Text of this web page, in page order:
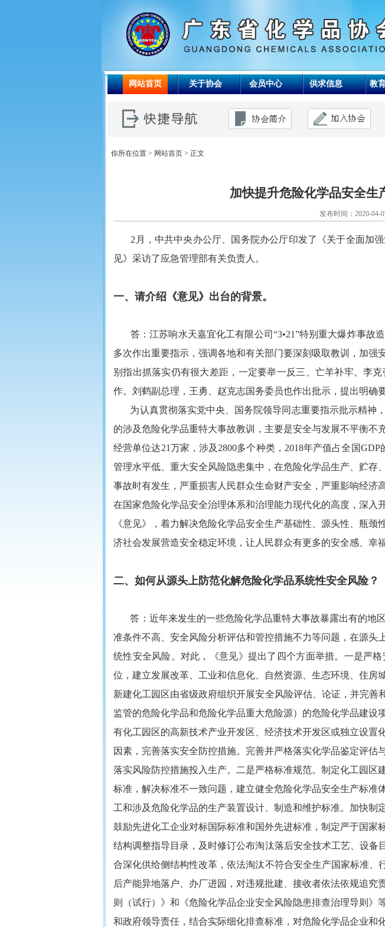
网站首页 关于协会 会员中心 供求信息 教
你所在位置 > 网站首页 > 正文
加快提升危险化学品安全生
发布时间：2020-
2月，中共中央办公厅、国务院办公厅印发了《关于全面加
见》采访了应急管理部有关负责人。
一、请介绍《意见》出台的背景。
答：江苏响水天嘉宜化工有限公司“3•21”特别重大爆炸事故
多次作出重要指示，强调各地和有关部门要深刻吸取教训，加
别指出抓落实仍有很大差距，一定要举一反三、亡羊补牢。李
作。刘鹤副总理，王勇、赵克志国务委员也作出批示，提出明确要
为认真贯彻落实党中央、国务院领导同志重要指示批示精神
的涉及危险化学品重特大事故教训，主要是安全与发展不平衡
经营单位达21万家，涉及2800多个种类，2018年产值占全国
管理水平低、重大安全风险隐患集中，在危险化学品生产、贮
事故时有发生，严重损害人民群众生命财产安全，严重影响经
在国家危险化学品安全治理体系和治理能力现代化的高度，深
《意见》，着力解决危险化学品安全生产基础性、源头性、瓶
济社会发展营造安全稳定环境，让人民群众有更多的安全感、幸福
二、如何从源头上防范化解危险化学品系统性安全风险？
答：近年来发生的一些危险化学品重特大事故暴露出有的地
准条件不高、安全风险分析评估和管控措施不力等问题，在源
统性安全风险。对此，《意见》提出了四个方面举措。一是严
位，建立发展改革、工业和信息化、自然资源、生态环境、住房
新建化工园区由省级政府组织开展安全风险评估、论证，并完
监管的危险化学品和危险化学品重大危险源）的危险化学品建
有化工园区的高新技术产业开发区、经济技术开发区或独立设
因素，完善落实安全防控措施。完善并严格落实化学品鉴定评
落实风险防控措施投入生产。二是严格标准规范。制定化工园
标准，解决标准不一致问题，建立健全危险化学品安全生产标
工和涉及危险化学品的生产装置设计、制造和维护标准。加快制
鼓励先进化工企业对标国际标准和国外先进标准，制定严于国
结构调整指导目录，及时修订公布淘汰落后安全技术工艺、设
合深化供给侧结构性改革，依法淘汰不符合安全生产国家标准
后产能异地落户、办厂进园，对违规批建、接收者依法依规追
则（试行）》和《危险化学品企业安全风险隐患排查治理导则
和政府领导责任，结合实际细化排查标准，对危险化学品企业